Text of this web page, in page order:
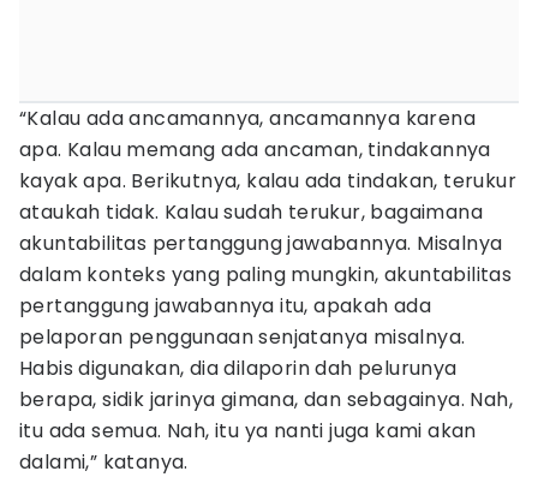
“Kalau ada ancamannya, ancamannya karena
apa. Kalau memang ada ancaman, tindakannya
kayak apa. Berikutnya, kalau ada tindakan, terukur
ataukah tidak. Kalau sudah terukur, bagaimana
akuntabilitas pertanggung jawabannya. Misalnya
dalam konteks yang paling mungkin, akuntabilitas
pertanggung jawabannya itu, apakah ada
pelaporan penggunaan senjatanya misalnya.
Habis digunakan, dia dilaporin dah pelurunya
berapa, sidik jarinya gimana, dan sebagainya. Nah,
itu ada semua. Nah, itu ya nanti juga kami akan
dalami,” katanya.